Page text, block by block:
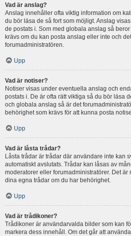
Vad är anslag?
Anslag innehåller ofta viktig information om
du bör läsa de så fort som möjligt. Anslag
de postats i. Som med globala anslag så
krävs om du kan posta anslag eller inte och
forumadministratören.
Upp
Vad är notiser?
Notiser visas under eventuella anslag och
postats i. De är ofta rätt viktiga så du bör läsa
och globala anslag så är det
behörighet som krävs för att kunna posta
Upp
Vad är låsta trådar?
Låsta trådar är trådar där användare inte kan
automatiskt avslutats. Trådar kan låsas av
moderatorer eller forumadministratörer. Det är
dina egna trådar om du har behörighet.
Upp
Vad är trådikoner?
Trådikoner är användarvalda bilder som kan
markera dess innehåll. Om det går att